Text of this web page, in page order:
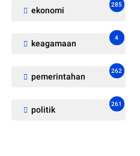
ekonomi
285
keagamaan
4
pemerintahan
262
politik
261